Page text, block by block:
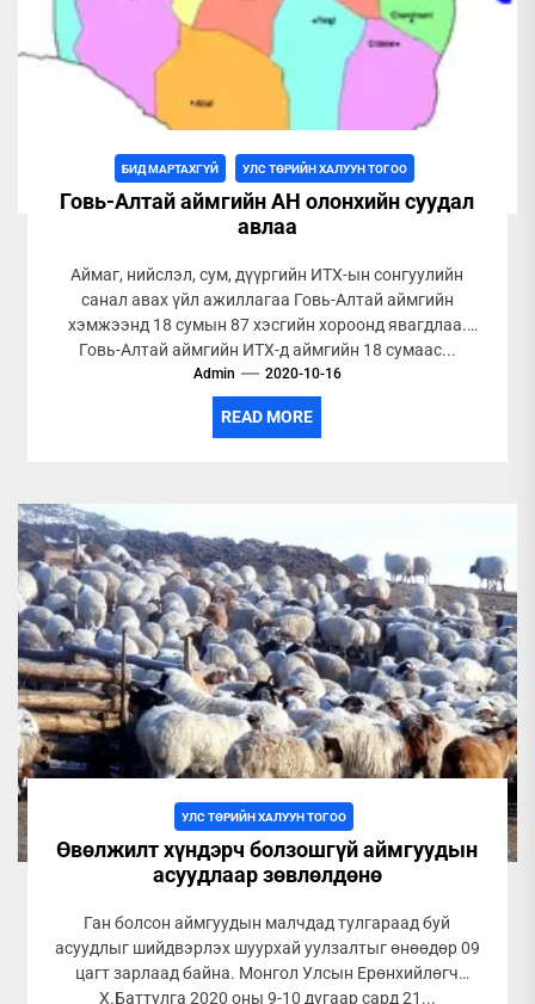
БИД МАРТАХГҮЙ УЛС ТӨРИЙН ХАЛУУН ТОГОО
Говь-Алтай аймгийн АН олонхийн суудал
авлаа
Аймаг, нийслэл, сум, дүүргийн ИТХ-ын сонгуулийн
санал авах үйл ажиллагаа Говь-Алтай аймгийн
хэмжээнд 18 сумын 87 хэсгийн хороонд явагдлаа.
Говь-Алтай аймгийн ИТХ-д аймгийн 18 сумаас...
Admin 2020-10-16
READ MORE
УЛС ТӨРИЙН ХАЛУУН ТОГОО
Өвөлжилт хүндэрч болзошгүй аймгуудын
асуудлаар зөвлөлдөнө
Ган болсон аймгуудын малчдад тулгараад буй
асуудлыг шийдвэрлэх шуурхай уулзалтыг өнөөдөр 09
цагт зарлаад байна. Монгол Улсын Ерөнхийлөгч
Х.Баттулга 2020 оны 9-10 дугаар сард 21...